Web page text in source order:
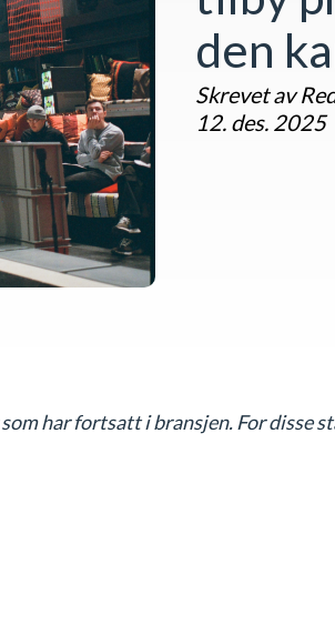
den
Skrevet av
12. des. 2025
har fortsatt i bransjen. For disse